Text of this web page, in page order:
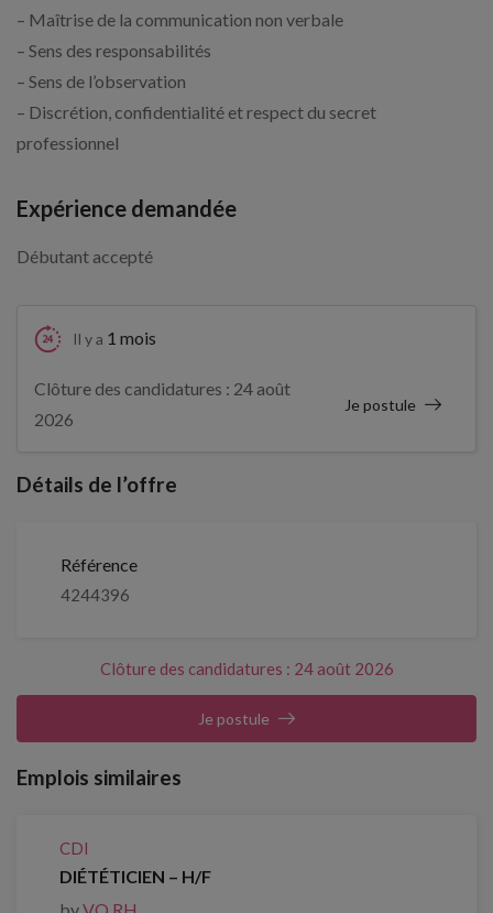
– Maîtrise de la communication non verbale
– Sens des responsabilités
– Sens de l’observation
– Discrétion, confidentialité et respect du secret
professionnel
Expérience demandée
Débutant accepté
Il y a 1 mois
Clôture des candidatures : 24 août
2026
Je postule
Détails de l’offre
Référence
4244396
Clôture des candidatures : 24 août 2026
Je postule
Emplois similaires
CDI
DIÉTÉTICIEN – H/F